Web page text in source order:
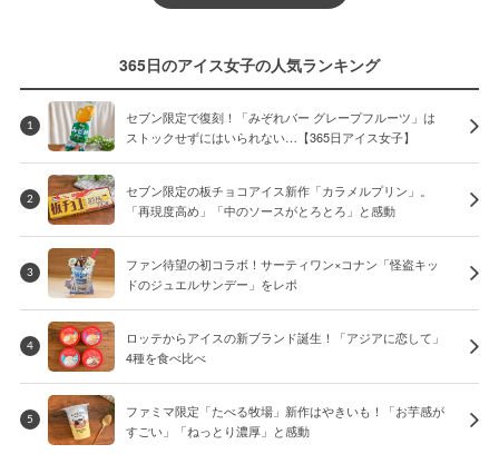
365日のアイス女子の人気ランキング
1
セブン限定で復刻！「みぞれバー グレープフルーツ」は
ストックせずにはいられない…【365日アイス女子】
2
セブン限定の板チョコアイス新作「カラメルプリン」。
「再現度高め」「中のソースがとろとろ」と感動
3
ファン待望の初コラボ！サーティワン×コナン「怪盗キッ
ドのジュエルサンデー」をレポ
4
ロッテからアイスの新ブランド誕生！「アジアに恋して」
4種を食べ比べ
5
ファミマ限定「たべる牧場」新作はやきいも！「お芋感が
すごい」「ねっとり濃厚」と感動